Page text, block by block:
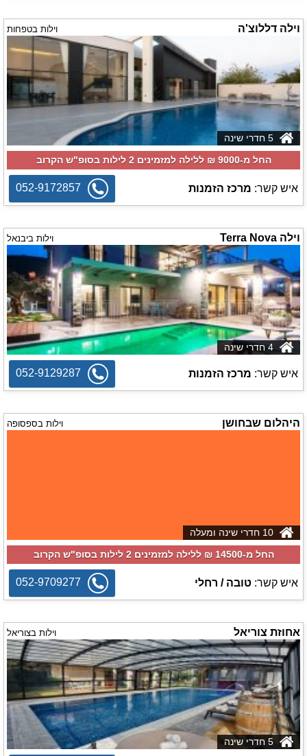
וילה דללוצ'ה וילות בטפחות
החל מ-‏9000 ₪ ללילה למזמינים 2 לילות בסופ"ש הקרוב
איש קשר: מרכז הזמנות 052-9172857
וילה Terra Nova וילות ביבנאל
איש קשר: מרכז הזמנות 052-9129287
היהלום שבחושן וילות בספסופה
החל מ-‏14500 ₪ ללילה למזמינים 2 לילות בסופ"ש הקרוב
איש קשר: טובה / רחלי 052-9709277
אחוזת צוריאל וילות בצוריאל